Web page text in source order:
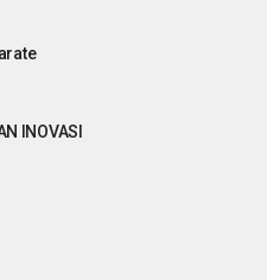
INOVASI